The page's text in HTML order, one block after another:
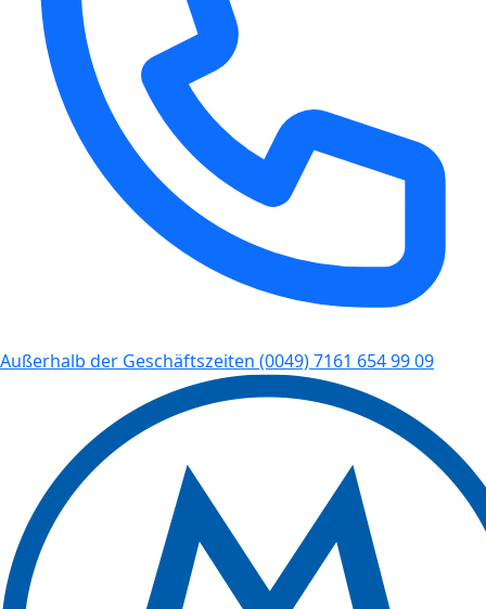
Außerhalb der Geschäftszeiten (0049) 7161 654 99 09